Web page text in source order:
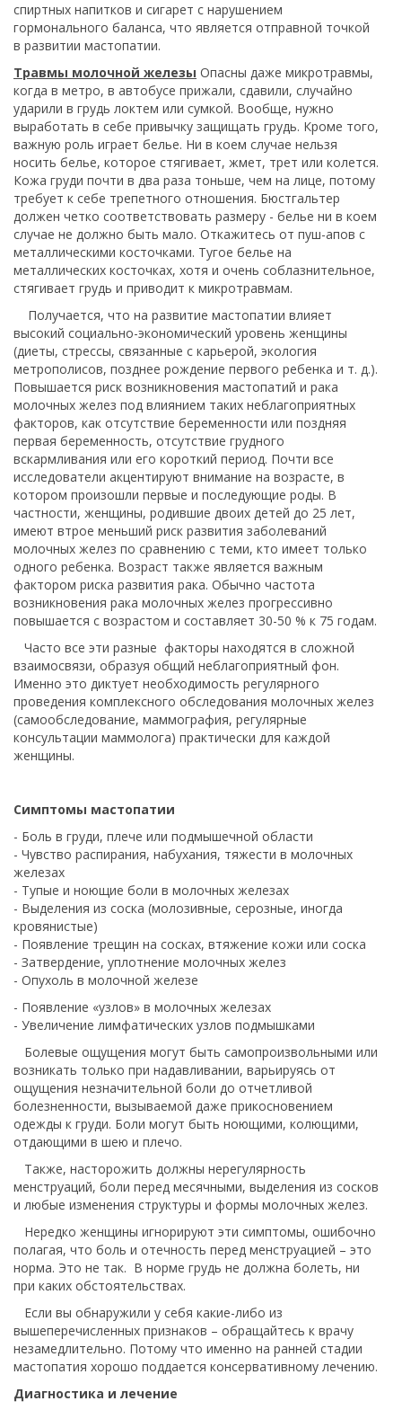
спиртных напитков и сигарет с нарушением
гормонального баланса, что является отправной точкой
в развитии мастопатии.
Травмы молочной железы Опасны даже микротравмы,
когда в метро, в автобусе прижали, сдавили, случайно
ударили в грудь локтем или сумкой. Вообще, нужно
выработать в себе привычку защищать грудь. Кроме того,
важную роль играет белье. Ни в коем случае нельзя
носить белье, которое стягивает, жмет, трет или колется.
Кожа груди почти в два раза тоньше, чем на лице, потому
требует к себе трепетного отношения. Бюстгальтер
должен четко соответствовать размеру - белье ни в коем
случае не должно быть мало. Откажитесь от пуш-апов с
металлическими косточками. Тугое белье на
металлических косточках, хотя и очень соблазнительное,
стягивает грудь и приводит к микротравмам.
Получается, что на развитие мастопатии влияет
высокий социально-экономический уровень женщины
(диеты, стрессы, связанные с карьерой, экология
метрополисов, позднее рождение первого ребенка и т. д.).
Повышается риск возникновения мастопатий и рака
молочных желез под влиянием таких неблагоприятных
факторов, как отсутствие беременности или поздняя
первая беременность, отсутствие грудного
вскармливания или его короткий период. Почти все
исследователи акцентируют внимание на возрасте, в
котором произошли первые и последующие роды. В
частности, женщины, родившие двоих детей до 25 лет,
имеют втрое меньший риск развития заболеваний
молочных желез по сравнению с теми, кто имеет только
одного ребенка. Возраст также является важным
фактором риска развития рака. Обычно частота
возникновения рака молочных желез прогрессивно
повышается с возрастом и составляет 30-50 % к 75 годам.
Часто все эти разные факторы находятся в сложной
взаимосвязи, образуя общий неблагоприятный фон.
Именно это диктует необходимость регулярного
проведения комплексного обследования молочных желез
(самообследование, маммография, регулярные
консультации маммолога) практически для каждой
женщины.
Симптомы мастопатии
- Боль в груди, плече или подмышечной области
- Чувство распирания, набухания, тяжести в молочных
железах
- Тупые и ноющие боли в молочных железах
- Выделения из соска (молозивные, серозные, иногда
кровянистые)
- Появление трещин на сосках, втяжение кожи или соска
- Затвердение, уплотнение молочных желез
- Опухоль в молочной железе
- Появление «узлов» в молочных железах
- Увеличение лимфатических узлов подмышками
Болевые ощущения могут быть самопроизвольными или
возникать только при надавливании, варьируясь от
ощущения незначительной боли до отчетливой
болезненности, вызываемой даже прикосновением
одежды к груди. Боли могут быть ноющими, колющими,
отдающими в шею и плечо.
Также, насторожить должны нерегулярность
менструаций, боли перед месячными, выделения из сосков
и любые изменения структуры и формы молочных желез.
Нередко женщины игнорируют эти симптомы, ошибочно
полагая, что боль и отечность перед менструацией – это
норма. Это не так. В норме грудь не должна болеть, ни
при каких обстоятельствах.
Если вы обнаружили у себя какие-либо из
вышеперечисленных признаков – обращайтесь к врачу
незамедлительно. Потому что именно на ранней стадии
мастопатия хорошо поддается консервативному лечению.
Диагностика и лечение